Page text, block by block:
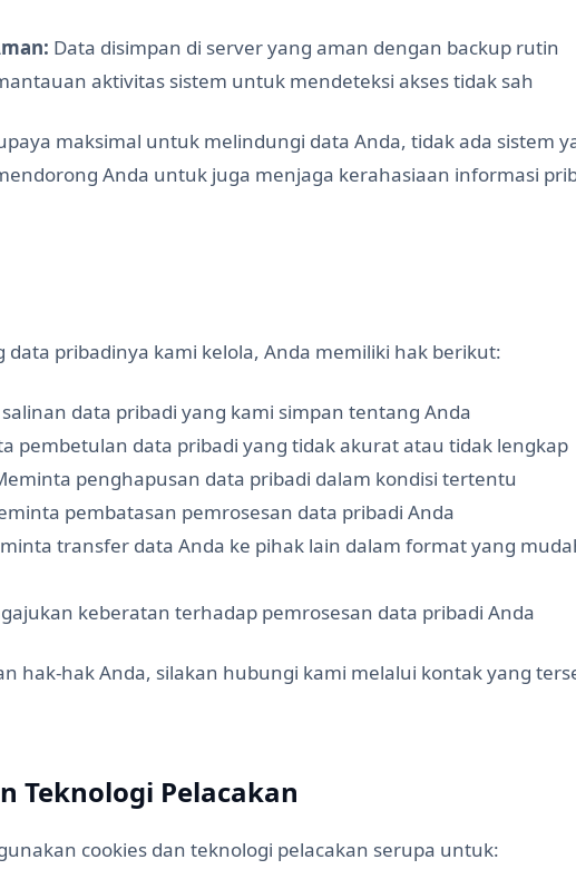
Data disimpan di server yang aman dengan backup rutin
aktivitas sistem untuk mendeteksi akses tidak sah
maksimal untuk melindungi data Anda, tidak ada sistem
Anda untuk juga menjaga kerahasiaan informasi
data pribadinya kami kelola, Anda memiliki hak berikut:
data pribadi yang kami simpan tentang Anda
pembetulan data pribadi yang tidak akurat atau tidak lengkap
penghapusan data pribadi dalam kondisi tertentu
pembatasan pemrosesan data pribadi Anda
transfer data Anda ke pihak lain dalam format yang
keberatan terhadap pemrosesan data pribadi Anda
hak-hak Anda, silakan hubungi kami melalui kontak yang
Teknologi Pelacakan
cookies dan teknologi pelacakan serupa untuk: